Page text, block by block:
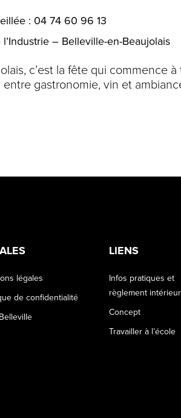
: 04 74 60 96 13
– Belleville-en-Beaujolais
c’est la fête qui commence
gastronomie, vin et
légales
de confidentialité
LIENS
Infos pratiques et
règlement intérieur
Concept
Travailler à l’école